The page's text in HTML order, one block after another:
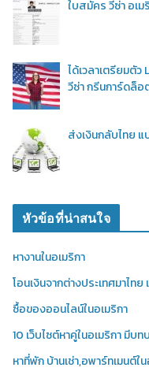
ใบสมัคร วีซ่า อเ
ได้เวลาเตรียมตั
วีซ่า กรีนการ์ดล็
ส่งเงินกลับไทย แ
หัวข้อที่น่าสนใจ
หางานในอเมริกา
โอนเงินจากต่างประเทศมาไ
ซื้อของออนไลน์ในอเมริกา
10 เว็บไซต์หาคู่ในอเมริกา มีบ
หาที่พัก บ้านเช่า,อพาร์ทเมนต์ใ